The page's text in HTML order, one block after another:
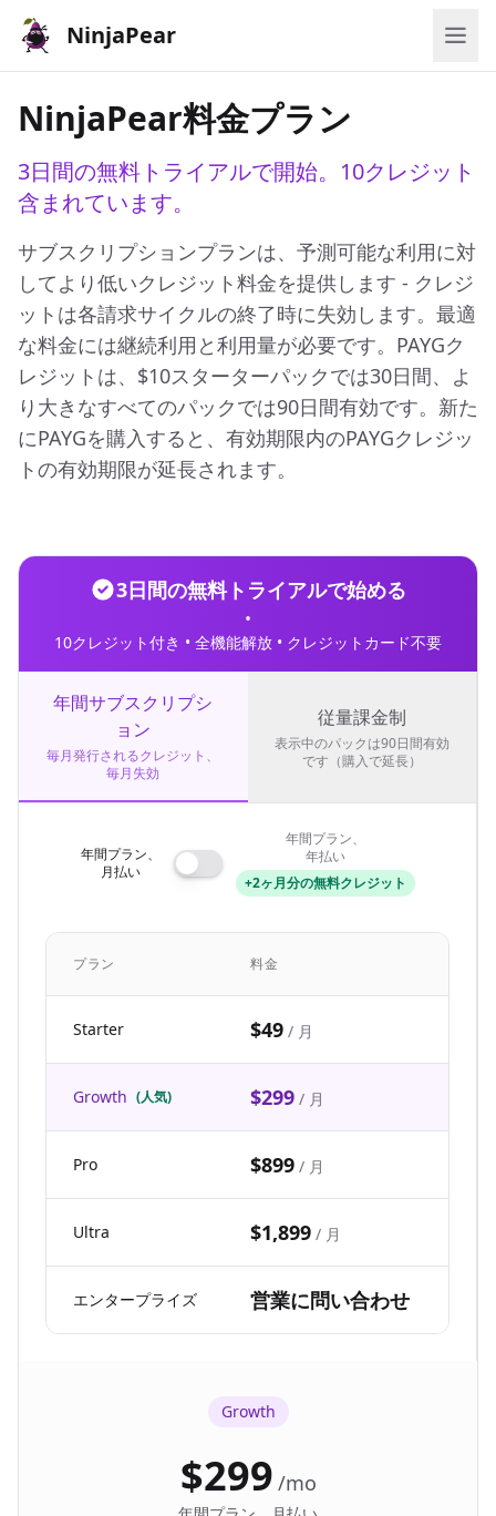
NinjaPear
NinjaPear料金プラン
3日間の無料トライアルで開始。10クレジット
含まれています。
サブスクリプションプランは、予測可能な利用に対
してより低いクレジット料金を提供します - クレジ
ットは各請求サイクルの終了時に失効します。最適
な料金には継続利用と利用量が必要です。PAYGク
レジットは、$10スターターパックでは30日間、よ
り大きなすべてのパックでは90日間有効です。新た
にPAYGを購入すると、有効期限内のPAYGクレジッ
トの有効期限が延長されます。
3日間の無料トライアルで始める
•
10クレジット付き • 全機能解放 • クレジットカード不要
年間サブスクリプシ
ョン
毎月発行されるクレジット、
毎月失効
従量課金制
表示中のパックは90日間有効
です（購入で延長）
年間プラン、
月払い
年間プラン、
年払い
+2ヶ月分の無料クレジット
プラン 料金
Starter $49 / 月
Growth (人気) $299 / 月
Pro $899 / 月
Ultra $1,899 / 月
エンタープライズ 営業に問い合わせ
Growth
$299 /mo